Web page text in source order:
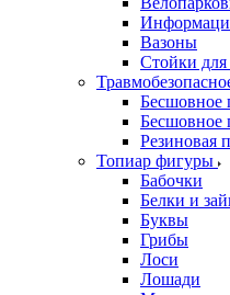
Вазоны
Стойки
Бесшовное
Бесшовное
Резиновая
Топиар фигуры
Бабочки
Белки и
Буквы
Грибы
Лоси
Лошади